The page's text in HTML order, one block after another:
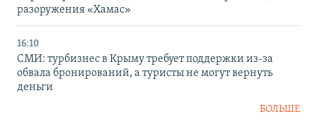
разоружения «Хамас»
16:10
СМИ: турбизнес в Крыму требует поддержки из-за
обвала бронирований, а туристы не могут вернуть
деньги
БОЛЬШЕ